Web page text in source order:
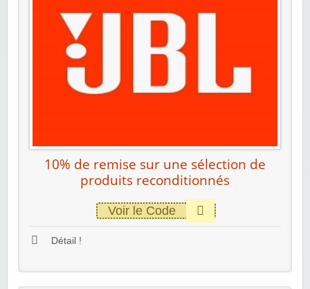
10% de remise sur une sélection de
produits reconditionnés
Voir le Code
Détail !